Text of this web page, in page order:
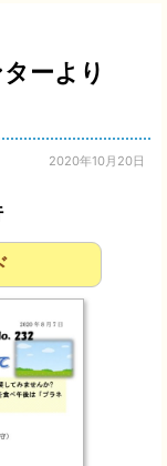
ーより
2020年10月20日